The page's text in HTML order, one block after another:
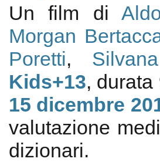
Un film di
Morgan
Poretti,
Kids+13,
15 dicembre
valutazione
dizionari.